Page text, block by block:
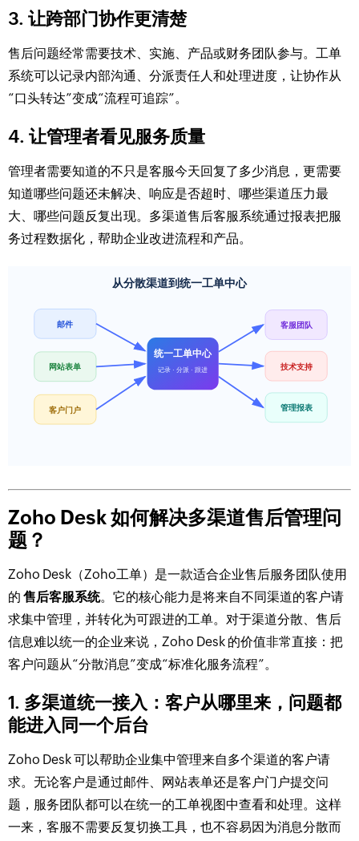
3. 让跨部门协作更清楚
售后问题经常需要技术、实施、产品或财务团队参与。工单
系统可以记录内部沟通、分派责任人和处理进度，让协作从
“口头转达”变成“流程可追踪”。
4. 让管理者看见服务质量
管理者需要知道的不只是客服今天回复了多少消息，更需要
知道哪些问题还未解决、响应是否超时、哪些渠道压力最
大、哪些问题反复出现。多渠道售后客服系统通过报表把服
务过程数据化，帮助企业改进流程和产品。
Zoho Desk 如何解决多渠道售后管理问
题？
Zoho Desk（Zoho工单）是一款适合企业售后服务团队使用
的 售后客服系统。它的核心能力是将来自不同渠道的客户请
求集中管理，并转化为可跟进的工单。对于渠道分散、售后
信息难以统一的企业来说，Zoho Desk 的价值非常直接：把
客户问题从“分散消息”变成“标准化服务流程”。
1. 多渠道统一接入：客户从哪里来，问题都
能进入同一个后台
Zoho Desk 可以帮助企业集中管理来自多个渠道的客户请
求。无论客户是通过邮件、网站表单还是客户门户提交问
题，服务团队都可以在统一的工单视图中查看和处理。这样
一来，客服不需要反复切换工具，也不容易因为消息分散而